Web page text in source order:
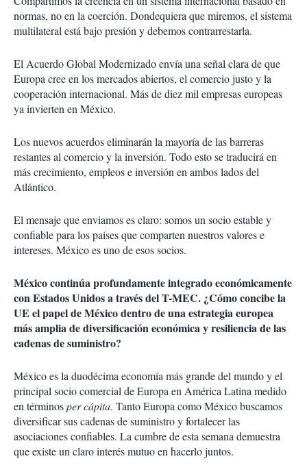
normas, no en la coerción. Dondequiera que miremos, el sistema
multilateral está bajo presión y debemos contrarrestarla.
El Acuerdo Global Modernizado envía una señal clara de que
Europa cree en los mercados abiertos, el comercio justo y la
cooperación internacional. Más de diez mil empresas europeas
ya invierten en México.
Los nuevos acuerdos eliminarán la mayoría de las barreras
restantes al comercio y la inversión. Todo esto se traducirá en
más crecimiento, empleos e inversión en ambos lados del
Atlántico.
El mensaje que enviamos es claro: somos un socio estable y
confiable para los países que comparten nuestros valores e
intereses. México es uno de esos socios.
México continúa profundamente integrado económicamente
con Estados Unidos a través del T-MEC. ¿Cómo concibe la
UE el papel de México dentro de una estrategia europea
más amplia de diversificación económica y resiliencia de las
cadenas de suministro?
México es la duodécima economía más grande del mundo y el
principal socio comercial de Europa en América Latina medido
en términosper cápita. Tanto Europa como México buscamos
diversificar sus cadenas de suministro y fortalecer las
asociaciones confiables. La cumbre de esta semana demuestra
que existe un claro interés mutuo en hacerlo juntos.